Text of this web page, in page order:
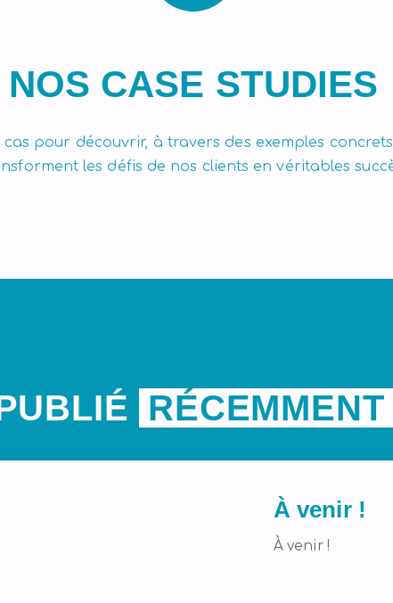
NOS CASE STUDIES
pour découvrir, à travers des exemples
les défis de nos clients en véritables
RÉCEMMENT
À venir !
À venir !